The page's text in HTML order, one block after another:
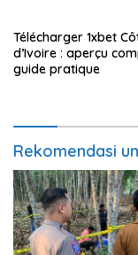
Télécharger 1xbet
d’Ivoire : aperçu
guide pratique
Rekomendasi